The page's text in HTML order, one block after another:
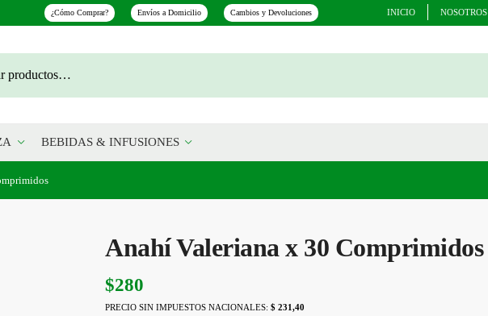
¿Cómo Comprar? Envíos a Domicilio Cambios y Devoluciones INICIO NOSOTROS
BEBIDAS & INFUSIONES
Anahí Valeriana x 30 Comprimidos
$280
PRECIO SIN IMPUESTOS NACIONALES:$ 231,40